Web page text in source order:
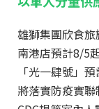
雄獅集團欣食
南港店預計8/5
「光一肆號」
將落實防疫實